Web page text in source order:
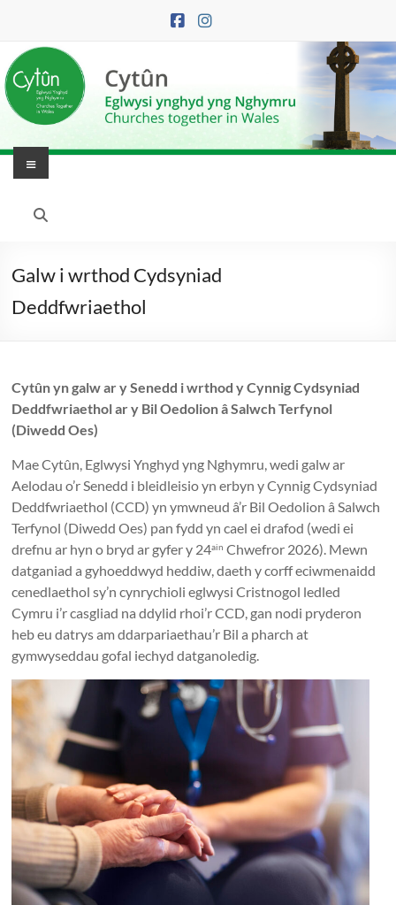
content
Eglwysi
yng
Nghymru
Together
in
Wales
Eglwysi
ynghyd
yng
Nghymru
Churches
Together
in
Wales
Menu
Galw i wrthod Cydsyniad
Deddfwriaethol
Cytûn yn galw ar y Senedd i wrthod y Cynnig Cydsyniad
Deddfwriaethol ar y Bil Oedolion â Salwch Terfynol
(Diwedd Oes)
Mae Cytûn, Eglwysi Ynghyd yng Nghymru, wedi galw ar
Aelodau o’r Senedd i bleidleisio yn erbyn y Cynnig Cydsyniad
Deddfwriaethol (CCD) yn ymwneud â’r Bil Oedolion â Salwch
Terfynol (Diwedd Oes) pan fydd yn cael ei drafod (wedi ei
drefnu ar hyn o bryd ar gyfer y 24ain Chwefror 2026). Mewn
datganiad a gyhoeddwyd heddiw, daeth y corff eciwmenaidd
cenedlaethol sy’n cynrychioli eglwysi Cristnogol ledled
Cymru i’r casgliad na ddylid rhoi’r CCD, gan nodi pryderon
heb eu datrys am ddarpariaethau’r Bil a pharch at
gymwyseddau gofal iechyd datganoledig.